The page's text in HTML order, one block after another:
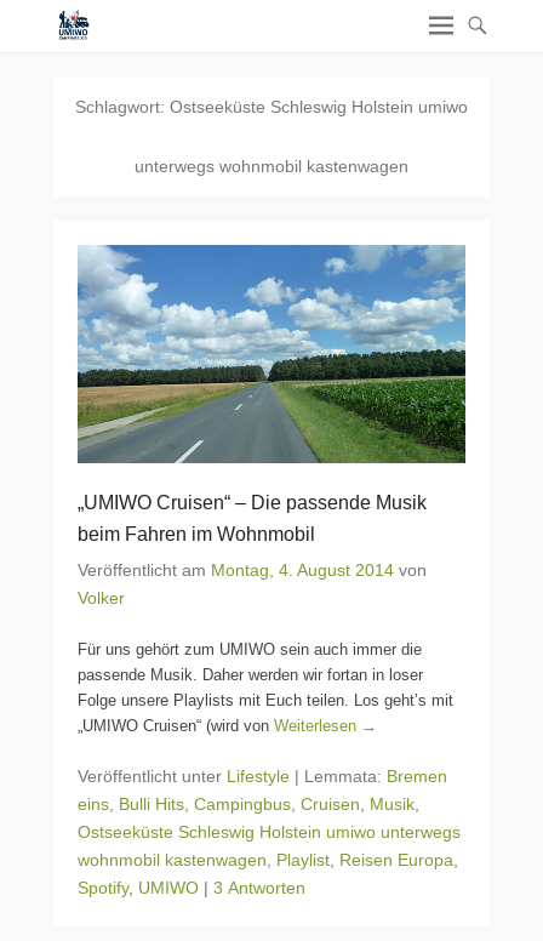
Schlagwort: Ostseeküste Schleswig Holstein umiwo
unterwegs wohnmobil kastenwagen
„UMIWO Cruisen“ – Die passende Musik
beim Fahren im Wohnmobil
Veröffentlicht am Montag, 4. August 2014 von
Volker
Für uns gehört zum UMIWO sein auch immer die
passende Musik. Daher werden wir fortan in loser
Folge unsere Playlists mit Euch teilen. Los geht’s mit
„UMIWO Cruisen“ (wird von Weiterlesen →
Veröffentlicht unter Lifestyle | Lemmata: Bremen
eins Bulli Hits Campingbus Cruisen Musik
Ostseeküste Schleswig Holstein umiwo unterwegs
wohnmobil kastenwagen
Playlist Reisen Europa
Spotify, UMIWO | 3 Antworten